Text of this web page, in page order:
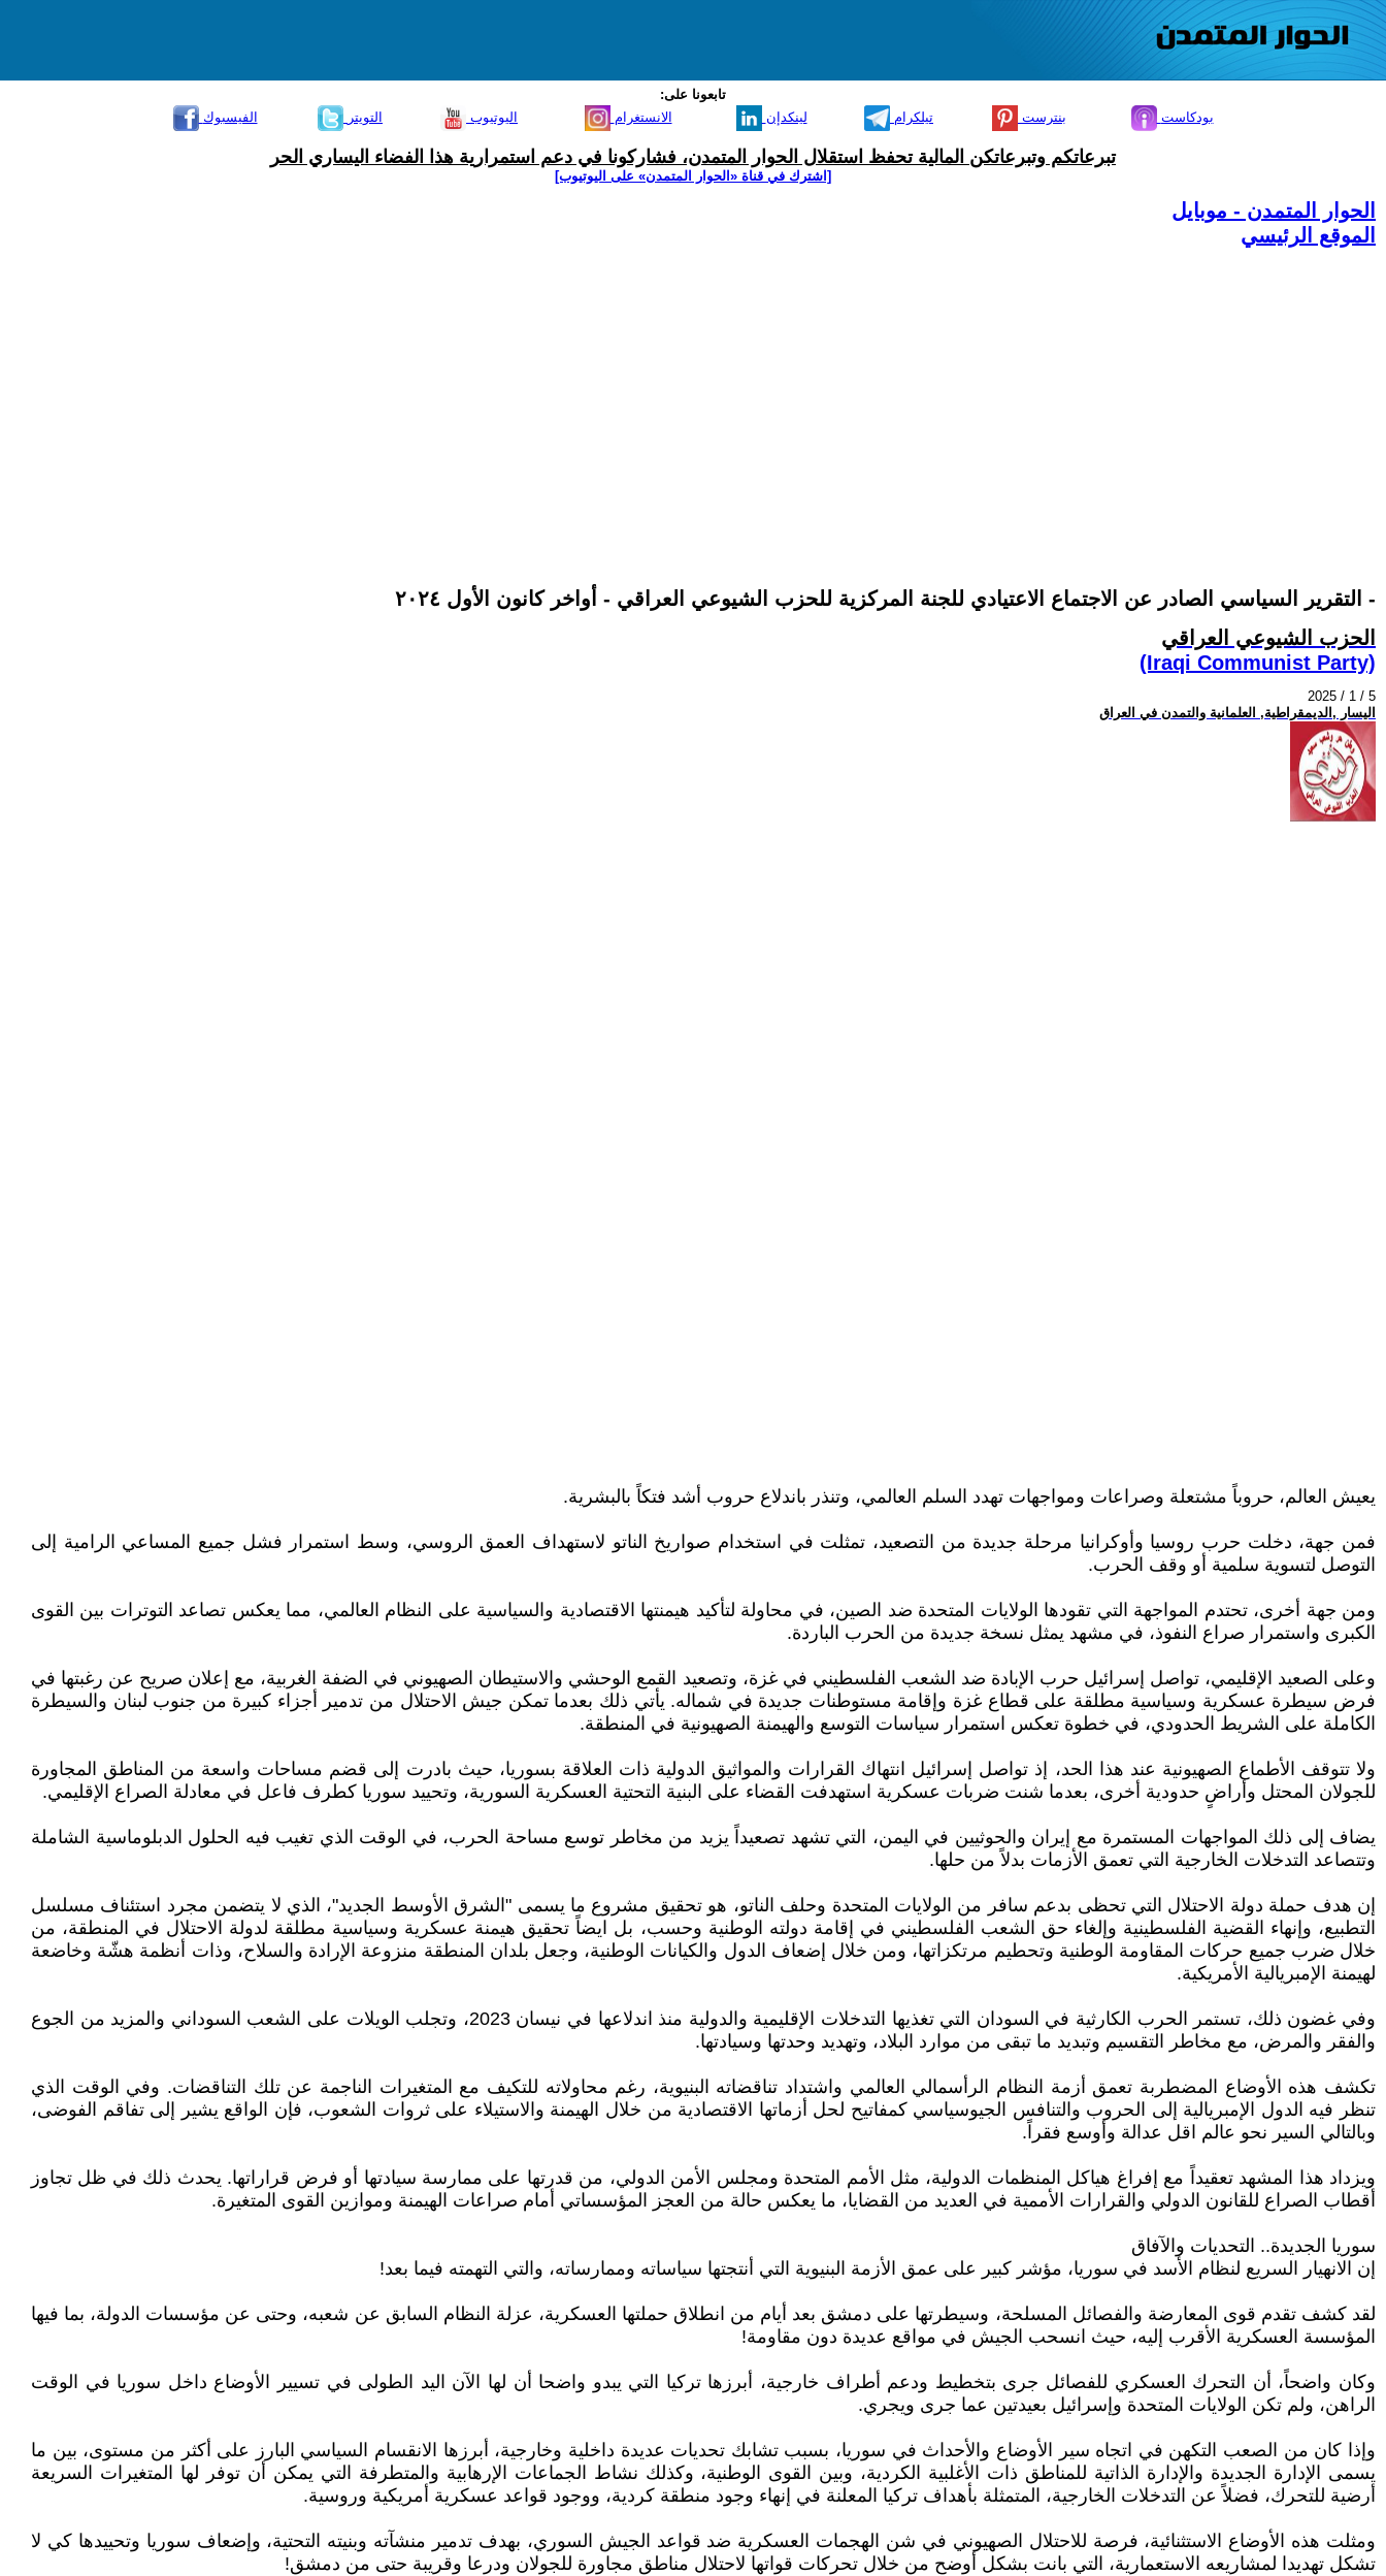
تابعونا على:
الفيسبوك
التويتر اليوتيوب الانستغرام لينكدإن تيلكرام بنترست بودكاست
تبرعاتكم وتبرعاتكن المالية تحفظ استقلال الحوار المتمدن، فشاركونا في دعم استمرارية هذا الفضاء اليساري الحر
[اشترك في قناة ‫«الحوار المتمدن» على اليوتيوب]
الحوار المتمدن - موبايل
الموقع الرئيسي
التقرير السياسي الصادر عن الاجتماع الاعتيادي للجنة المركزية للحزب الشيوعي العراقي - أواخر كانون الأول ٢٠٢٤ -
الحزب الشيوعي العراقي
(Iraqi Communist Party)
2025 / 1 / 5
اليسار ,الديمقراطية, العلمانية والتمدن في العراق
يعيش العالم، حروباً مشتعلة وصراعات ومواجهات تهدد السلم العالمي، وتنذر باندلاع حروب أشد فتكاً بالبشرية.
فمن جهة، دخلت حرب روسيا وأوكرانيا مرحلة جديدة من التصعيد، تمثلت في استخدام صواريخ الناتو لاستهداف العمق الروسي، وسط استمرار فشل جميع المساعي الرامية إلى
التوصل لتسوية سلمية أو وقف الحرب.
ومن جهة أخرى، تحتدم المواجهة التي تقودها الولايات المتحدة ضد الصين، في محاولة لتأكيد هيمنتها الاقتصادية والسياسية على النظام العالمي، مما يعكس تصاعد التوترات بين القوى
الكبرى واستمرار صراع النفوذ، في مشهد يمثل نسخة جديدة من الحرب الباردة.
وعلى الصعيد الإقليمي، تواصل إسرائيل حرب الإبادة ضد الشعب الفلسطيني في غزة، وتصعيد القمع الوحشي والاستيطان الصهيوني في الضفة الغربية، مع إعلان صريح عن رغبتها في
فرض سيطرة عسكرية وسياسية مطلقة على قطاع غزة وإقامة مستوطنات جديدة في شماله. يأتي ذلك بعدما تمكن جيش الاحتلال من تدمير أجزاء كبيرة من جنوب لبنان والسيطرة
الكاملة على الشريط الحدودي، في خطوة تعكس استمرار سياسات التوسع والهيمنة الصهيونية في المنطقة.
ولا تتوقف الأطماع الصهيونية عند هذا الحد، إذ تواصل إسرائيل انتهاك القرارات والمواثيق الدولية ذات العلاقة بسوريا، حيث بادرت إلى قضم مساحات واسعة من المناطق المجاورة
للجولان المحتل وأراضٍ حدودية أخرى، بعدما شنت ضربات عسكرية استهدفت القضاء على البنية التحتية العسكرية السورية، وتحييد سوريا كطرف فاعل في معادلة الصراع الإقليمي.
يضاف إلى ذلك المواجهات المستمرة مع إيران والحوثيين في اليمن، التي تشهد تصعيداً يزيد من مخاطر توسع مساحة الحرب، في الوقت الذي تغيب فيه الحلول الدبلوماسية الشاملة
وتتصاعد التدخلات الخارجية التي تعمق الأزمات بدلاً من حلها.
إن هدف حملة دولة الاحتلال التي تحظى بدعم سافر من الولايات المتحدة وحلف الناتو، هو تحقيق مشروع ما يسمى "الشرق الأوسط الجديد"، الذي لا يتضمن مجرد استئناف مسلسل
التطبيع، وإنهاء القضية الفلسطينية وإلغاء حق الشعب الفلسطيني في إقامة دولته الوطنية وحسب، بل ايضاً تحقيق هيمنة عسكرية وسياسية مطلقة لدولة الاحتلال في المنطقة، من
خلال ضرب جميع حركات المقاومة الوطنية وتحطيم مرتكزاتها، ومن خلال إضعاف الدول والكيانات الوطنية، وجعل بلدان المنطقة منزوعة الإرادة والسلاح، وذات أنظمة هشّة وخاضعة
لهيمنة الإمبريالية الأمريكية.
وفي غضون ذلك، تستمر الحرب الكارثية في السودان التي تغذيها التدخلات الإقليمية والدولية منذ اندلاعها في نيسان 2023، وتجلب الويلات على الشعب السوداني والمزيد من الجوع
والفقر والمرض، مع مخاطر التقسيم وتبديد ما تبقى من موارد البلاد، وتهديد وحدتها وسيادتها.
تكشف هذه الأوضاع المضطربة تعمق أزمة النظام الرأسمالي العالمي واشتداد تناقضاته البنيوية، رغم محاولاته للتكيف مع المتغيرات الناجمة عن تلك التناقضات. وفي الوقت الذي
تنظر فيه الدول الإمبريالية إلى الحروب والتنافس الجيوسياسي كمفاتيح لحل أزماتها الاقتصادية من خلال الهيمنة والاستيلاء على ثروات الشعوب، فإن الواقع يشير إلى تفاقم الفوضى،
وبالتالي السير نحو عالم اقل عدالة وأوسع فقراً.
ويزداد هذا المشهد تعقيداً مع إفراغ هياكل المنظمات الدولية، مثل الأمم المتحدة ومجلس الأمن الدولي، من قدرتها على ممارسة سيادتها أو فرض قراراتها. يحدث ذلك في ظل تجاوز
أقطاب الصراع للقانون الدولي والقرارات الأممية في العديد من القضايا، ما يعكس حالة من العجز المؤسساتي أمام صراعات الهيمنة وموازين القوى المتغيرة.
سوريا الجديدة.. التحديات والآفاق
إن الانهيار السريع لنظام الأسد في سوريا، مؤشر كبير على عمق الأزمة البنيوية التي أنتجتها سياساته وممارساته، والتي التهمته فيما بعد!
لقد كشف تقدم قوى المعارضة والفصائل المسلحة، وسيطرتها على دمشق بعد أيام من انطلاق حملتها العسكرية، عزلة النظام السابق عن شعبه، وحتى عن مؤسسات الدولة، بما فيها
المؤسسة العسكرية الأقرب إليه، حيث انسحب الجيش في مواقع عديدة دون مقاومة!
وكان واضحاً، أن التحرك العسكري للفصائل جرى بتخطيط ودعم أطراف خارجية، أبرزها تركيا التي يبدو واضحا أن لها الآن اليد الطولى في تسيير الأوضاع داخل سوريا في الوقت
الراهن، ولم تكن الولايات المتحدة وإسرائيل بعيدتين عما جرى ويجري.
وإذا كان من الصعب التكهن في اتجاه سير الأوضاع والأحداث في سوريا، بسبب تشابك تحديات عديدة داخلية وخارجية، أبرزها الانقسام السياسي البارز على أكثر من مستوى، بين ما
يسمى الإدارة الجديدة والإدارة الذاتية للمناطق ذات الأغلبية الكردية، وبين القوى الوطنية، وكذلك نشاط الجماعات الإرهابية والمتطرفة التي يمكن أن توفر لها المتغيرات السريعة
أرضية للتحرك، فضلاً عن التدخلات الخارجية، المتمثلة بأهداف تركيا المعلنة في إنهاء وجود منطقة كردية، ووجود قواعد عسكرية أمريكية وروسية.
ومثلت هذه الأوضاع الاستثنائية، فرصة للاحتلال الصهيوني في شن الهجمات العسكرية ضد قواعد الجيش السوري، بهدف تدمير منشآته وبنيته التحتية، وإضعاف سوريا وتحييدها كي لا
تشكل تهديدا لمشاريعه الاستعمارية، التي بانت بشكل أوضح من خلال تحركات قواتها لاحتلال مناطق مجاورة للجولان ودرعا وقريبة حتى من دمشق!